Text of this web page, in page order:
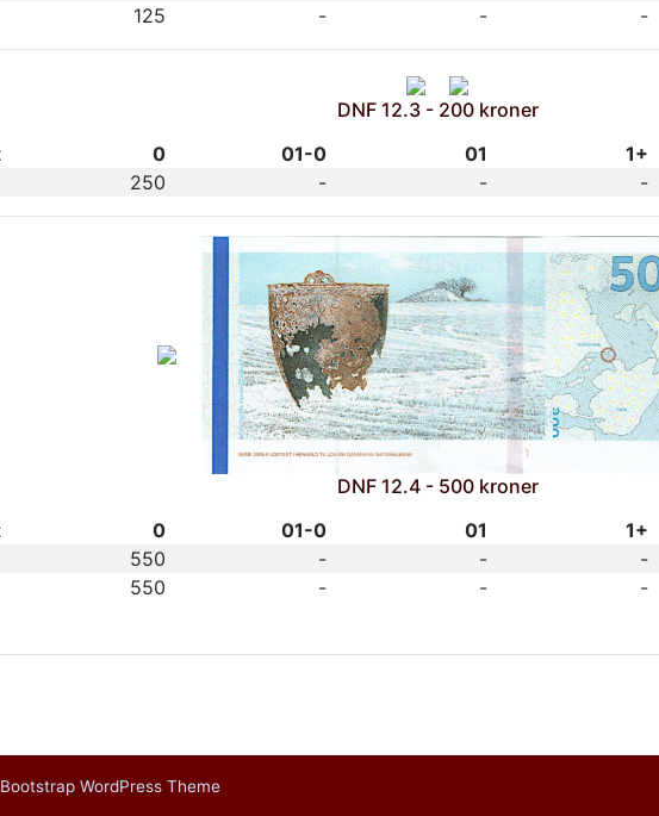
125 - - -
DNF 12.3 - 200 kroner
0 01-0 01 1+
250 - - -
DNF 12.4 - 500 kroner
0 01-0 01 1+
550 - - -
550 - - -
Bootstrap WordPress Theme